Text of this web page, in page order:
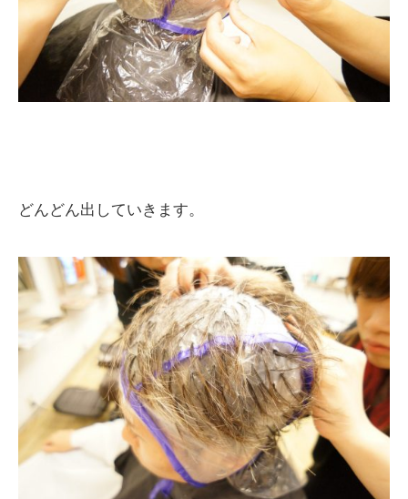
どんどん出していきます。